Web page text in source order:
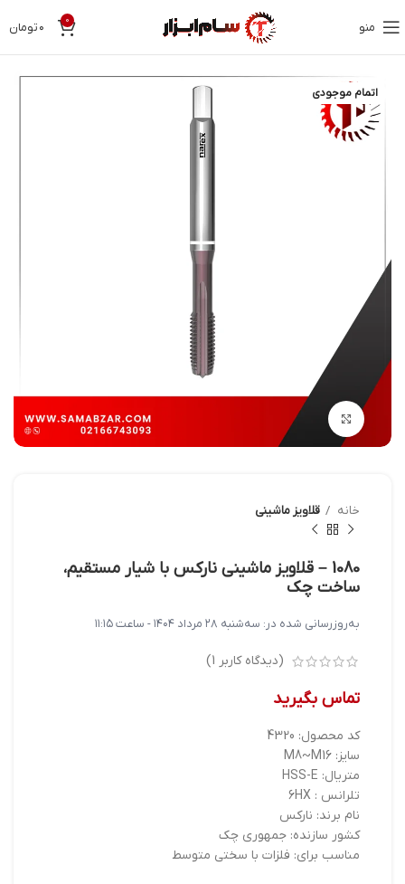
منو 0 ۰تومان
اتمام موجودی
بزرگنمایی تصویر
خانه قلاویز ماشینی
1080 – قلاویز ماشینی نارکس با شیار مستقیم،
ساخت چک
به‌روزرسانی شده در: سه‌شنبه ۲۸ مرداد ۱۴۰۴ - ساعت ۱۱:۱۵
(دیدگاه کاربر 1
)
تماس بگیرید
کد محصول: 4320
سایز: M8~M16
متریال: HSS-E
تلرانس : 6HX
نام برند: نارکس
کشور سازنده: جمهوری چک
مناسب برای: فلزات با سختی متوسط